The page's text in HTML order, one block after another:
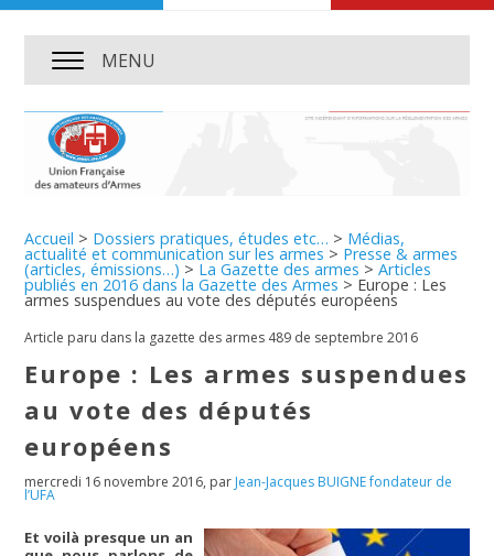
MENU
Accueil > Dossiers pratiques, études etc… > Médias,
actualité et communication sur les armes > Presse & armes
(articles, émissions…) > La Gazette des armes >Articles
publiés en 2016 dans la Gazette des Armes > Europe : Les
armes suspendues au vote des députés européens
Article paru dans la gazette des armes 489 de septembre 2016
Europe : Les armes suspendues
au vote des députés
européens
mercredi 16 novembre 2016, par Jean-Jacques BUIGNE fondateur de
l’UFA
Et voilà presque un an